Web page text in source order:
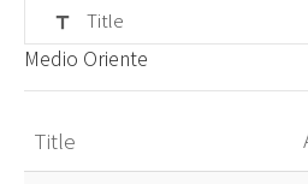
title Title
Medio Oriente
Title